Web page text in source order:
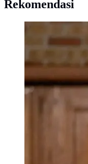
Rekomendasi